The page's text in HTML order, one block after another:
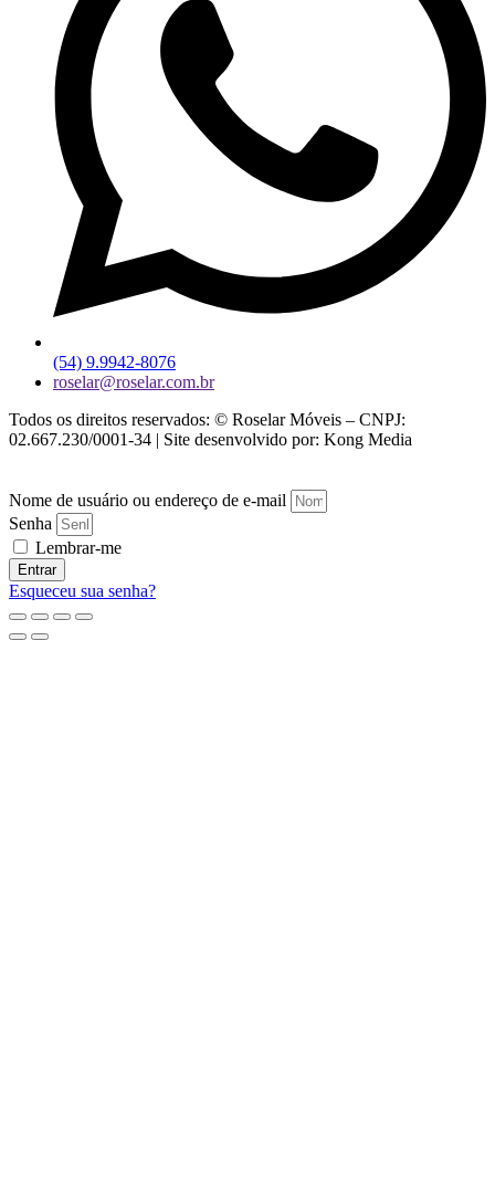
(54) 9.9942-8076
roselar@roselar.com.br
Todos os direitos reservados: © Roselar Móveis – CNPJ:
02.667.230/0001-34 | Site desenvolvido por: Kong Media
Nome de usuário ou endereço de e-mail
Senha
Lembrar-me
Entrar
Esqueceu sua senha?